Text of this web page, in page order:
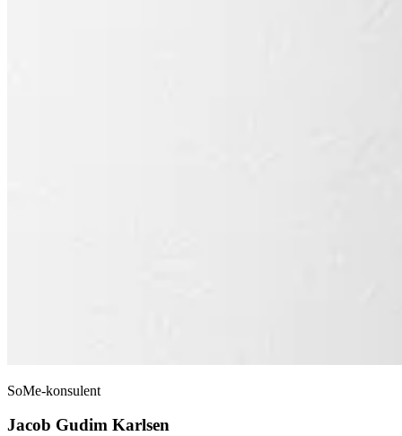
SoMe-konsulent
Jacob Gudim Karlsen